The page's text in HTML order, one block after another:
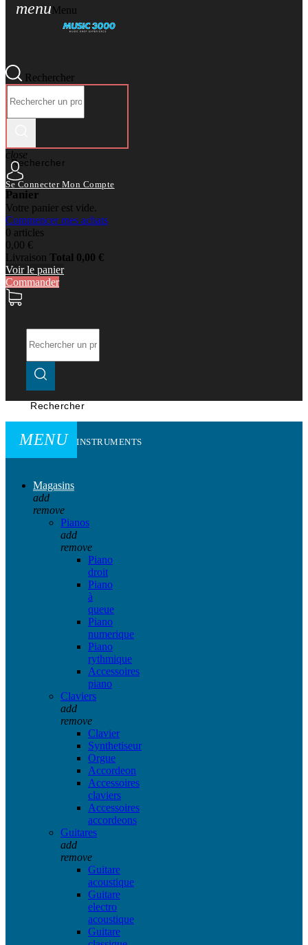
menuMenu
Rechercher
Rechercher
close
Se Connecter Mon Compte
Panier
Votre panier est vide.
Commencer mes achats
0 articles
0,00 €
Livraison Total 0,00 €
Voir le panier
Commander
Rechercher
MENU INSTRUMENTS
Magasins
add
remove
Pianos
add
remove
Piano
droit
Piano
à
queue
Piano
numerique
Piano
rythmique
Accessoires
piano
Claviers
add
remove
Clavier
Synthetiseur
Orgue
Accordeon
Accessoires
claviers
Accessoires
accordeons
Guitares
add
remove
Guitare
acoustique
Guitare
electro
acoustique
Guitare